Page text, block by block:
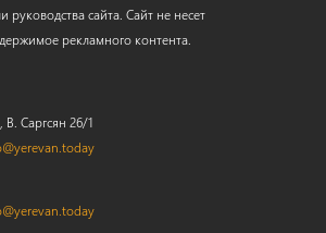
сайта. Сайт не несет
рекламного контента.
Саргсян 26/1